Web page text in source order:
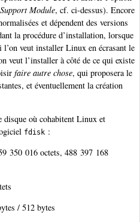
Module, cf. ci-dessus). Encore
et dépendent des versions
la procédure d’installation, lorsque
l’on veut installer Linux en écrasant le
veut l’installer à côté de ce qui existe
faire autre chose, qui proposera le
et éventuellement la création
disque où cohabitent Linux et
fdisk :
350 016 octets, 488 397 168
/ 512 bytes